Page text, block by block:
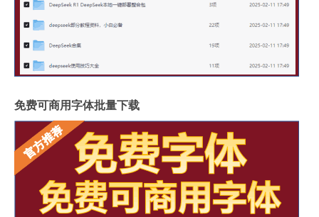
免费可商用字体批量下载